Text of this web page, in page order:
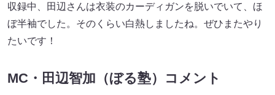
収録中、田辺さんは⾐装のカーディガンを脱いでいて、ほ
ぼ半袖でした。そのくらい白熱しましたね。ぜひまたやり
たいです！
MC・田辺智加（ぼる塾）コメント